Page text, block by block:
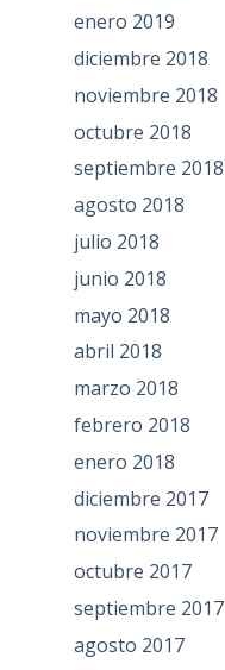
enero 2019
diciembre 2018
noviembre 2018
octubre 2018
septiembre 2018
agosto 2018
julio 2018
junio 2018
mayo 2018
abril 2018
marzo 2018
febrero 2018
enero 2018
diciembre 2017
noviembre 2017
octubre 2017
septiembre 2017
agosto 2017